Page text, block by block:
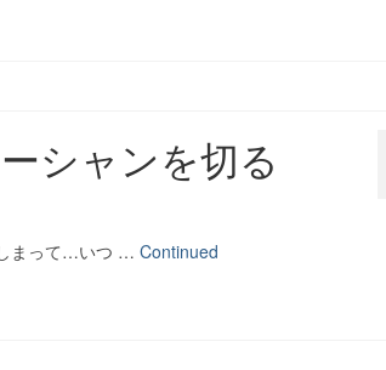
シャンを切る
まって…いつ … Continued